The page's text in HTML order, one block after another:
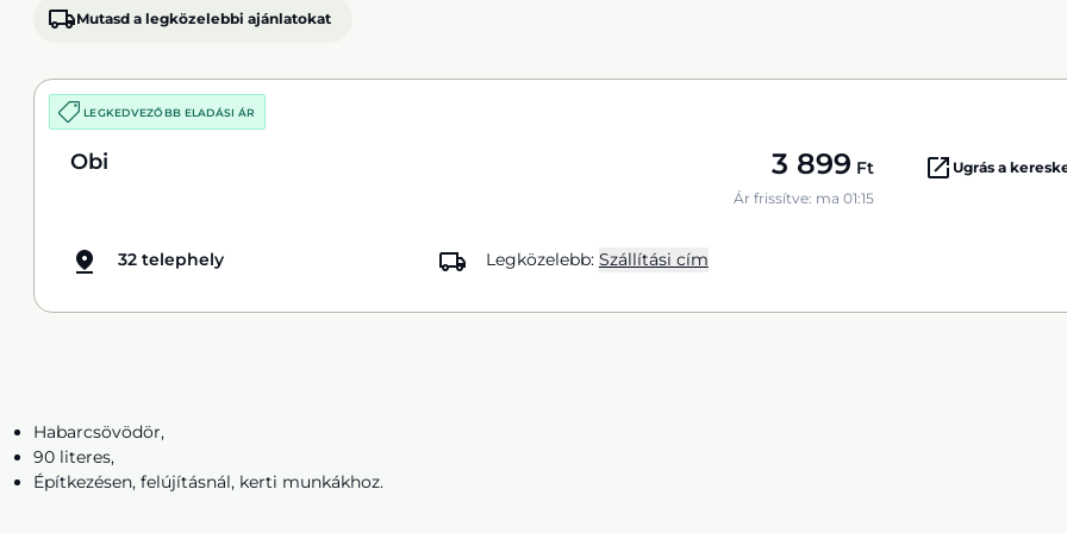
Mutasd a legközelebbi ajánlatokat
LEGKEDVEZŐBB ELADÁSI ÁR
Obi 3 899 Ft
Ár frissítve: ma 01:15
Ugrás a
32 telephely Legközelebb: Szállítási cím
Habarcsövödör,
90 literes,
Építkezésen, felújításnál, kerti munkákhoz.